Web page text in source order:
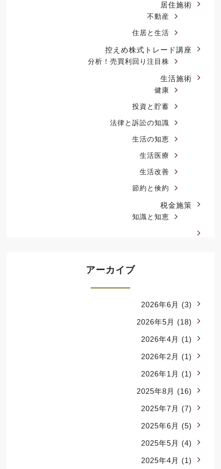
居住施術
不動産
住居と生活
控えめ株式トレード講座
分析！売買利回り注目株
生活施術
健康
投資と貯蓄
法律と訴訟の知識
生活の知恵
生活医療
生活改善
節約と倹約
税金施策
知識と知恵
アーカイブ
2026年6月 (3)
2026年5月 (18)
2026年4月 (1)
2026年2月 (1)
2026年1月 (1)
2025年8月 (16)
2025年7月 (7)
2025年6月 (5)
2025年5月 (4)
2025年4月 (1)